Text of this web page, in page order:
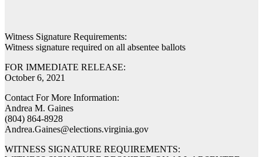
Witness Signature Requirements:
Witness signature required on all absentee ballots
FOR IMMEDIATE RELEASE:
October 6, 2021
Contact For More Information:
Andrea M. Gaines
(804) 864-8928
Andrea.Gaines@elections.virginia.gov
WITNESS SIGNATURE REQUIREMENTS: